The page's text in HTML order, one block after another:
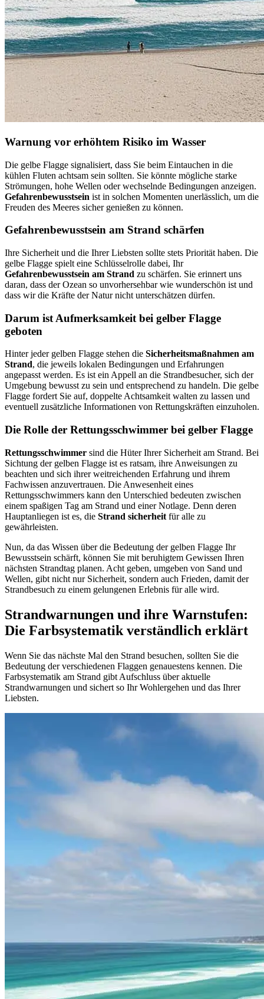
Warnung vor erhöhtem Risiko im Wasser
Die gelbe Flagge signalisiert, dass Sie beim Eintauchen in die
kühlen Fluten achtsam sein sollten. Sie könnte mögliche starke
Strömungen, hohe Wellen oder wechselnde Bedingungen anzeigen.
Gefahrenbewusstsein ist in solchen Momenten unerlässlich, um die
Freuden des Meeres sicher genießen zu können.
Gefahrenbewusstsein am Strand schärfen
Ihre Sicherheit und die Ihrer Liebsten sollte stets Priorität haben. Die
gelbe Flagge spielt eine Schlüsselrolle dabei, Ihr
Gefahrenbewusstsein am Strand zu schärfen. Sie erinnert uns
daran, dass der Ozean so unvorhersehbar wie wunderschön ist und
dass wir die Kräfte der Natur nicht unterschätzen dürfen.
Darum ist Aufmerksamkeit bei gelber Flagge
geboten
Hinter jeder gelben Flagge stehen die Sicherheitsmaßnahmen am
Strand, die jeweils lokalen Bedingungen und Erfahrungen
angepasst werden. Es ist ein Appell an die Strandbesucher, sich der
Umgebung bewusst zu sein und entsprechend zu handeln. Die gelbe
Flagge fordert Sie auf, doppelte Achtsamkeit walten zu lassen und
eventuell zusätzliche Informationen von Rettungskräften einzuholen.
Die Rolle der Rettungsschwimmer bei gelber Flagge
Rettungsschwimmer sind die Hüter Ihrer Sicherheit am Strand. Bei
Sichtung der gelben Flagge ist es ratsam, ihre Anweisungen zu
beachten und sich ihrer weitreichenden Erfahrung und ihrem
Fachwissen anzuvertrauen. Die Anwesenheit eines
Rettungsschwimmers kann den Unterschied bedeuten zwischen
einem spaßigen Tag am Strand und einer Notlage. Denn deren
Hauptanliegen ist es, die Strand sicherheit für alle zu
gewährleisten.
Nun, da das Wissen über die Bedeutung der gelben Flagge Ihr
Bewusstsein schärft, können Sie mit beruhigtem Gewissen Ihren
nächsten Strandtag planen. Acht geben, umgeben von Sand und
Wellen, gibt nicht nur Sicherheit, sondern auch Frieden, damit der
Strandbesuch zu einem gelungenen Erlebnis für alle wird.
Strandwarnungen und ihre Warnstufen:
Die Farbsystematik verständlich erklärt
Wenn Sie das nächste Mal den Strand besuchen, sollten Sie die
Bedeutung der verschiedenen Flaggen genauestens kennen. Die
Farbsystematik am Strand gibt Aufschluss über aktuelle
Strandwarnungen und sichert so Ihr Wohlergehen und das Ihrer
Liebsten.